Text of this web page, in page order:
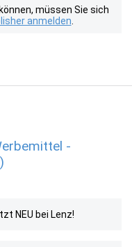
müssen Sie sich
anmelden
-
NEU bei Lenz!